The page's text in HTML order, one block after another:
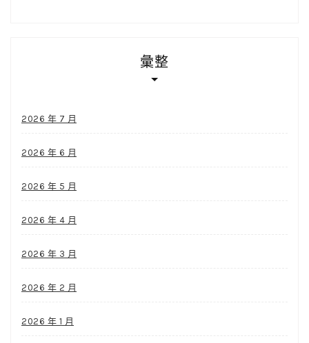
彙整
2026 年 7 月
2026 年 6 月
2026 年 5 月
2026 年 4 月
2026 年 3 月
2026 年 2 月
2026 年 1 月